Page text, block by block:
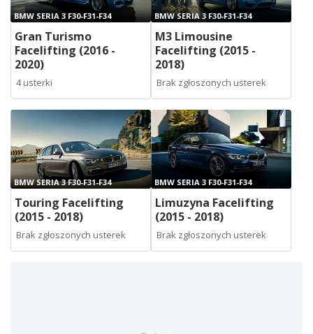
BMW SERIA 3 F30-F31-F34
Gran Turismo
Facelifting (2016 -
2020)
4 usterki
BMW SERIA 3 F30-F31-F34
M3 Limousine
Facelifting (2015 -
2018)
Brak zgłoszonych usterek
BMW SERIA 3 F30-F31-F34
Touring Facelifting
(2015 - 2018)
Brak zgłoszonych usterek
BMW SERIA 3 F30-F31-F34
Limuzyna Facelifting
(2015 - 2018)
Brak zgłoszonych usterek